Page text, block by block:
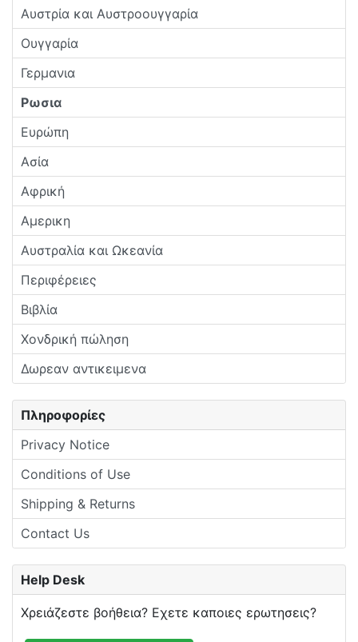
Αυστρία και Αυστροουγγαρία
Ουγγαρία
Γερμανια
Ρωσια
Ευρώπη
Ασία
Αφρική
Αμερικη
Αυστραλία και Ωκεανία
Περιφέρειες
Βιβλία
Χονδρική πώληση
Δωρεαν αντικειμενα
Πληροφορίες
Privacy Notice
Conditions of Use
Shipping & Returns
Contact Us
Help Desk
Χρειάζεστε βοήθεια? Εχετε καποιες ερωτησεις?